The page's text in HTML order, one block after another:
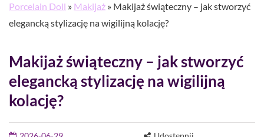
Porcelain Doll » Makijaż » Makijaż świąteczny – jak stworzyć
elegancką stylizację na wigilijną kolację?
Makijaż świąteczny – jak stworzyć
elegancką stylizację na wigilijną
kolację?